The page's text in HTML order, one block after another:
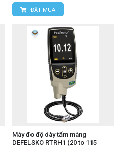
ĐẶT MUA
Máy đo độ dày tấm màng
DEFELSKO RTRH1 (20 to 115